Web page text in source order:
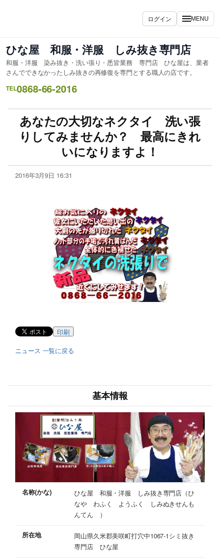
ログイン MENU
ひな屋 和服・洋服 しみ抜き専門店
和服・洋服 染み抜き・洗い張り・悉皆業務 専門店 ひな屋は、業者
さんでできなかったしみ抜きの再修復を専門とする職人の店です。
TEL0868-66-2016
あなたの大切なネクタイ 洗い張
りしてみませんか？ 最高にきれ
いになりますよ！
2016年3月9日 16:31
印刷
ニュース 一覧に戻る
基本情報
名称(かな)
ひな屋 和服・洋服 しみ抜き専門店（ひ
なや わふく ようふく しみぬきせんも
んてん ）
所在地
岡山県久米郡美咲町打穴中1067-1シミ抜き
専門店 ひな屋